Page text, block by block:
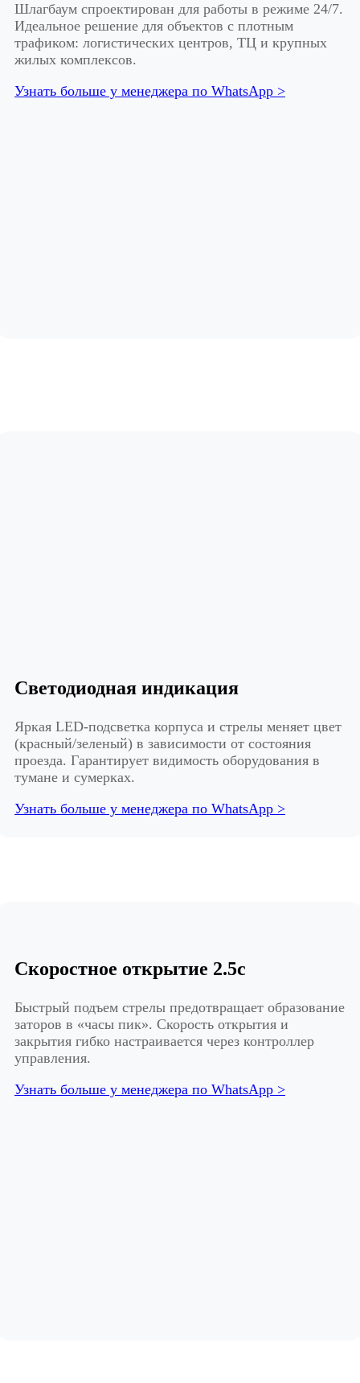
Шлагбаум спроектирован для работы в режиме 24/7.
Идеальное решение для объектов с плотным
трафиком: логистических центров, ТЦ и крупных
жилых комплексов.
Узнать больше у менеджера по WhatsApp >
Светодиодная индикация
Яркая LED-подсветка корпуса и стрелы меняет цвет
(красный/зеленый) в зависимости от состояния
проезда. Гарантирует видимость оборудования в
тумане и сумерках.
Узнать больше у менеджера по WhatsApp >
Скоростное открытие 2.5с
Быстрый подъем стрелы предотвращает образование
заторов в «часы пик». Скорость открытия и
закрытия гибко настраивается через контроллер
управления.
Узнать больше у менеджера по WhatsApp >